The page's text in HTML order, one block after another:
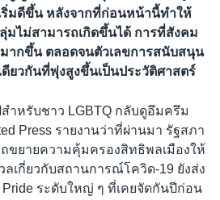
มดีขึ้น หลังจากที่ก่อนหน้านี้ทำให้
มไม่สามารถเกิดขึ้นได้ การที่สังคม
ากขึ้น ตลอดจนตัวเลขการสนับสนุน
ยวกันที่พุ่งสูงขึ้นเป็นประวัติศาสตร์​
ำหรับชาว LGBTQ กลับดูอึมครึม
Press รายงานว่าที่ผ่านมา รัฐสภา
ขยายความคุ้มครองสิทธิพลเมืองให้
ลเกี่ยวกับสถานการณ์โควิด-19 ยังส่ง
ระดับใหญ่ ๆ ที่เคยจัดกันปีก่อน